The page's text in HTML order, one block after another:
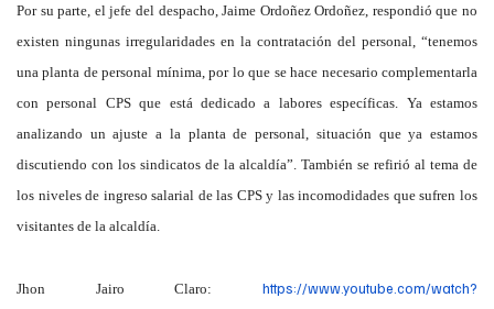
Por su parte, el jefe del despacho, Jaime Ordoñez Ordoñez, respondió que no
existen ningunas irregularidades en la contratación del personal, “tenemos
una planta de personal mínima, por lo que se hace necesario complementarla
con personal CPS que está dedicado a labores específicas. Ya estamos
analizando un ajuste a la planta de personal, situación que ya estamos
discutiendo con los sindicatos de la alcaldía”. También se refirió al tema de
los niveles de ingreso salarial de las CPS y las incomodidades que sufren los
visitantes de la alcaldía.
Jhon Jairo Claro: https://www.youtube.com/watch?